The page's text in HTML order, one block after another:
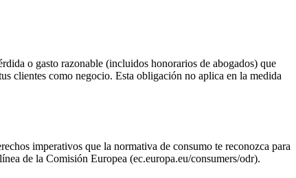
o gasto razonable (incluidos honorarios de abogados) que
clientes como negocio. Esta obligación no aplica en la medida
imperativos que la normativa de consumo te reconozca para
de la Comisión Europea (ec.europa.eu/consumers/odr).